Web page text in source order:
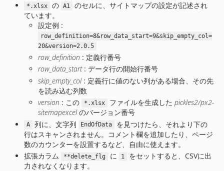
*.xlsx の A1
のセルに、サイトマップの設定が記述され
ています。
設定例 :
row_definition=8&row_data_start=9&skip_empty_col=
20&version=2.0.5
row_definition : 定義行番号
row_data_start: データ行の開始行番号
skip_empty_col: 定義行に値のない列がある場合、その先
を読み込む列数
version : この *.xlsx ファイルを生成した pickles2/px2-
sitemapexcelのバージョン番号
A 列に、文字列 EndOfData
を見つけたら、それより下の
行はスキャンされません。コメント欄を追加したり、ページ
数のカウンターを設置するなど、自由に使えます。
拡張カラム
**delete_flg に 1
をセットすると、CSVに出
力されなくなります。